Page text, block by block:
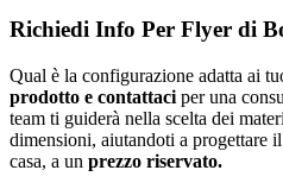
Richiedi Info Per Flyer di
Qual è la configurazione adatta ai
prodotto e contattaci per una
team ti guiderà nella scelta dei
dimensioni, aiutandoti a progettare
casa, a un prezzo riservato.